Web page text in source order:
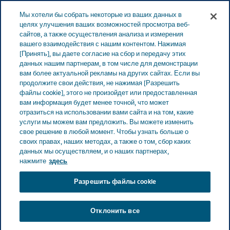
ЭСТОНИЯ
Estonia Продукты
Безопасность лекарственных
препаратов и вы
Часто задаваемые вопросы о
лекарственных препаратах для пациентов
Часто задаваемые
вопросы о
лекарственных
препаратах
Мы хотели бы собрать некоторые из ваших данных в
целях улучшения ваших возможностей просмотра веб-
сайтов, а также осуществления анализа и измерения
вашего взаимодействия с нашим контентом. Нажимая
[Принять], вы даете согласие на сбор и передачу этих
данных нашим партнерам, в том числе для демонстрации
вам более актуальной рекламы на других сайтах. Если вы
продолжите свои действия, не нажимая [Разрешить
файлы cookie], этого не произойдет или предоставленная
вам информация будет менее точной, что может
отразиться на использовании вами сайта и на том, какие
услуги мы можем вам предложить. Вы можете изменить
свое решение в любой момент. Чтобы узнать больше о
своих правах, наших методах, а также о том, сбор каких
данных мы осуществляем, и о наших партнерах,
нажмите здесь
Разрешить файлы cookie
Отклонить все